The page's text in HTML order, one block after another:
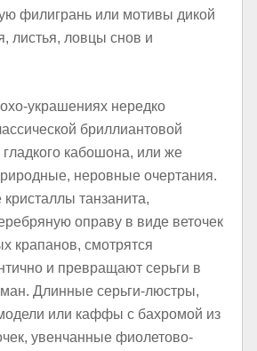
филигрань или мотивы дикой
листья, ловцы снов и
украшениях нередко
бриллиантовой
гладкого кабошона, или же
неровные очертания.
танзанита,
оправу в виде веточек
крапанов, смотрятся
и превращают серьги в
Длинные серьги-люстры,
или каффы с бахромой из
увенчанные фиолетово-